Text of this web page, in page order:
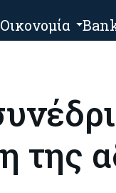
Οικονομία
της